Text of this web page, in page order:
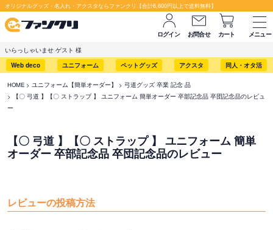
オリジナルグッズ・名入れ・アクスタならファンクリ【合計6,600円以上で送料無料】
ログイン お問合せ カート
メニュー
いらっしゃいませ ゲスト 様
Web deco
ユニフォーム ペットグッズ アクスタ 同人・オタ活
HOME ユニフォーム【簡単オーダー】
弓道グッズ 卒業 記念 品
【〇 弓道 】【〇 ストラップ 】 ユニフォーム 簡単オーダー 卒部記念品 卒団記念品のレビュ
ー
【〇 弓道 】【〇 ストラップ 】 ユニフォーム 簡単
オーダー 卒部記念品 卒団記念品のレビュー
レビューの投稿方法